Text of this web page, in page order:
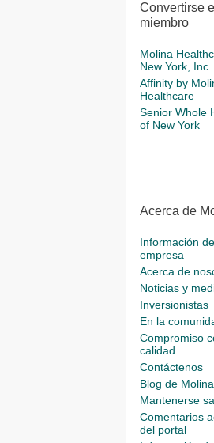
Convertirse
miembro
Molina
New York, Inc.
Affinity by
Healthcare
Senior Whole
of New York
Acerca de
Información
empresa
Acerca de
Noticias y
Inversionistas
En la
Compromiso
calidad
Contáctenos
Blog de Molina
Mantenerse
Comentarios
del portal